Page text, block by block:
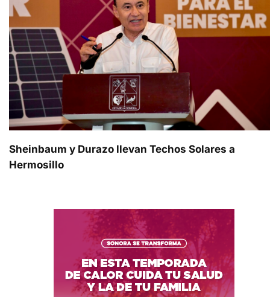
Sheinbaum y Durazo llevan Techos Solares a
Hermosillo